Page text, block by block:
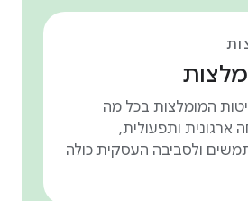
המומלצות בכל מה
ותפעולית,
ולסביבה העסקית כולה